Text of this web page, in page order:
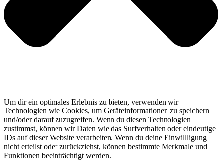
Um dir ein optimales Erlebnis zu bieten, verwenden wir
Technologien wie Cookies, um Geräteinformationen zu speichern
und/oder darauf zuzugreifen. Wenn du diesen Technologien
zustimmst, können wir Daten wie das Surfverhalten oder eindeutige
IDs auf dieser Website verarbeiten. Wenn du deine Einwillligung
nicht erteilst oder zurückziehst, können bestimmte Merkmale und
Funktionen beeinträchtigt werden.